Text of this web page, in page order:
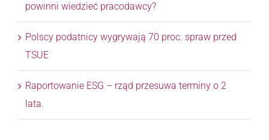
powinni wiedzieć pracodawcy?
Polscy podatnicy wygrywają 70 proc. spraw przed
TSUE
Raportowanie ESG – rząd przesuwa terminy o 2
lata.